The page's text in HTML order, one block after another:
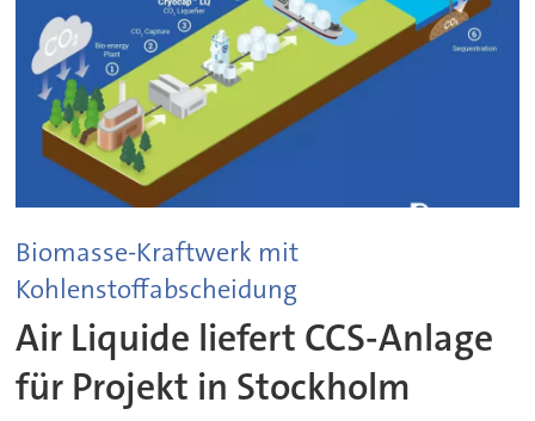
Biomasse-Kraftwerk mit
Kohlenstoffabscheidung
Air Liquide liefert CCS-Anlage
für Projekt in Stockholm